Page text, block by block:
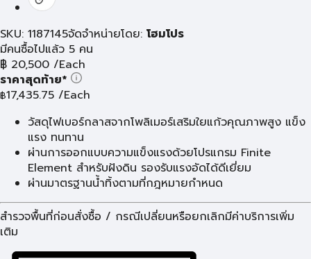
SKU: 1187145จัดจำหน่ายโดย: โฮมโปร
มีคนซื้อไปแล้ว 5 คน
฿ 20,500 /Each
ราคาสุดท้าย*
฿17,435.75 /Each
วัสดุไฟเบอร์กลาสจากโพลิเมอร์เสริมใยแก้วคุณภาพสูง แข็ง
แรง ทนทาน
ผ่านการออกแบบความแข็งแรงด้วยโปรแกรม Finite
Element สำหรับฝังดิน รองรับแรงอัดได้ดีเยี่ยม
ผ่านมาตรฐานน้ำทิ้งตามที่กฎหมายกำหนด
สำรวจพื้นที่ก่อนสั่งซื้อ / กรณีเปลี่ยนหรือยกเลิกมีค่าบริการเพิ่ม
เติม